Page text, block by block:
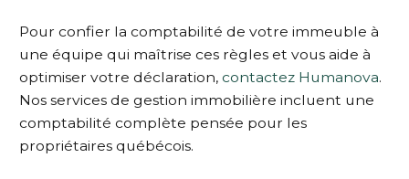
Pour confier la comptabilité de votre immeuble à
une équipe qui maîtrise ces règles et vous aide à
optimiser votre déclaration, contactez Humanova.
Nos services de gestion immobilière incluent une
comptabilité complète pensée pour les
propriétaires québécois.